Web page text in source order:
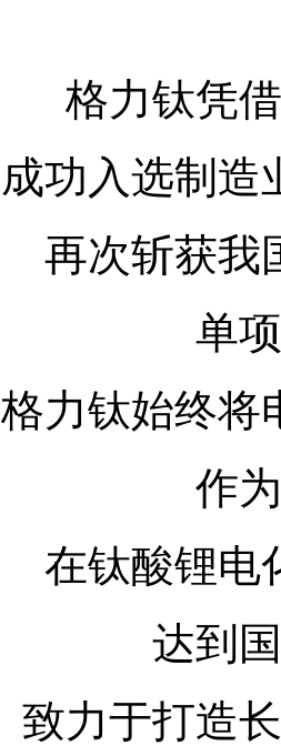
格力钛凭
成功入选制造
再次斩获我
单
格力钛始终将
作
在钛酸锂电
达到
致力于打造